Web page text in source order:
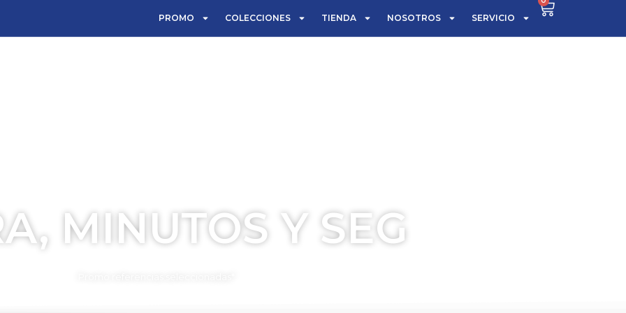
PROMO COLECCIONES TIENDA NOSOTROS SERVICIO
MINUTOS Y SEG